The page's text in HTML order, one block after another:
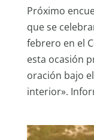
Próximo
que se
febrero en el
esta ocasión
oración bajo
interior».